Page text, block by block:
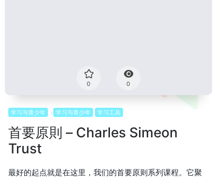
0 0
学习与青少年 学习与青少年 学习工具
首要原則 – Charles Simeon
Trust
最好的起点就是在这里，我们的首要原则系列课程。它聚